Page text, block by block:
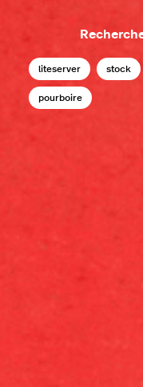
liteserver stock
pourboire